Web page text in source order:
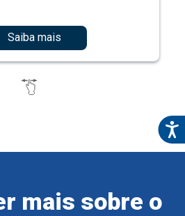
Saiba mais
mais sobre o